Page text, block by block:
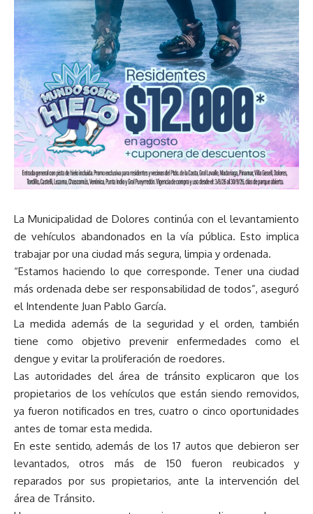
La Municipalidad de Dolores continúa con el levantamiento
de vehículos abandonados en la vía pública. Esto implica
trabajar por una ciudad más segura, limpia y ordenada.
“Estamos haciendo lo que corresponde. Tener una ciudad
más ordenada debe ser responsabilidad de todos”, aseguró
el Intendente Juan Pablo García.
La medida además de la seguridad y el orden, también
tiene como objetivo prevenir enfermedades como el
dengue y evitar la proliferación de roedores.
Las autoridades del área de tránsito explicaron que los
propietarios de los vehículos que están siendo removidos,
ya fueron notificados en tres, cuatro o cinco oportunidades
antes de tomar esta medida.
En este sentido, además de los 17 autos que debieron ser
levantados, otros más de 150 fueron reubicados y
reparados por sus propietarios, ante la intervención del
área de Tránsito.